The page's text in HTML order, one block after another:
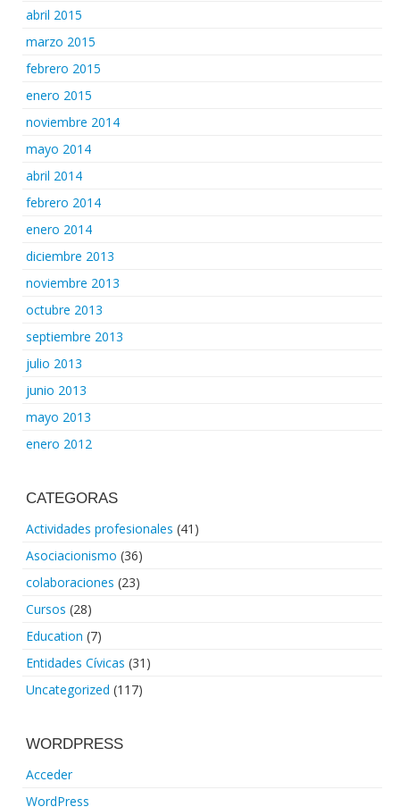
abril 2015
marzo 2015
febrero 2015
enero 2015
noviembre 2014
mayo 2014
abril 2014
febrero 2014
enero 2014
diciembre 2013
noviembre 2013
octubre 2013
septiembre 2013
julio 2013
junio 2013
mayo 2013
enero 2012
CATEGORAS
Actividades profesionales (41)
Asociacionismo (36)
colaboraciones (23)
Cursos (28)
Education (7)
Entidades Cívicas (31)
Uncategorized (117)
WORDPRESS
Acceder
WordPress